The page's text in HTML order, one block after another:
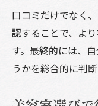
口コミだけでなく
認することで、よ
す。最終的には、
うかを総合的に判断